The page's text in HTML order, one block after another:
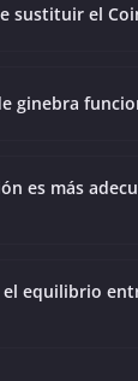
sustituir el
ginebra
es más
el equilibrio